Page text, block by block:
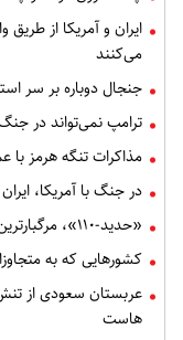
ایران و آمریکا از
می‌کنند
جنجال دوباره بر سر
ترامپ نمی‌تواند در جنگ
مذاکرات تنگه هرمز با
در جنگ با آمریکا،
«حدید-۱۱۰»، مرگبارترین پهپاد رادارگریز ایران
کشورهایی که به
عربستان سعودی از
هاست